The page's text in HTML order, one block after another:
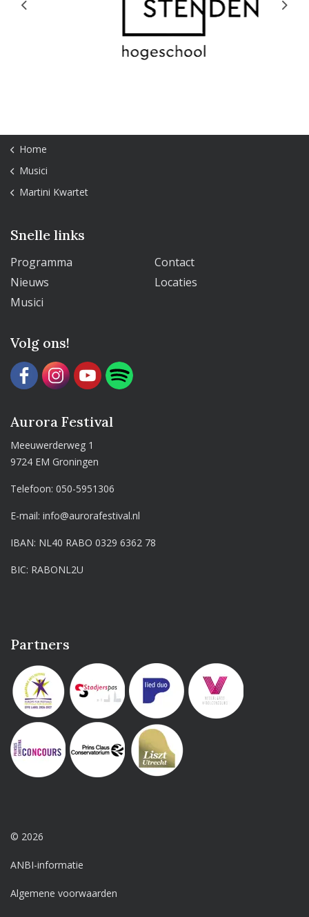
Previous Next
Home
Musici
Martini Kwartet
Snelle links
Programma
Contact
Nieuws
Locaties
Musici
Volg ons!
Aurora Festival
Meeuwerderweg 1
9724 EM Groningen
Telefoon:050-5951306
E-mail:info@aurorafestival.nl
IBAN: NL40 RABO 0329 6362 78
BIC: RABONL2U
Partners
© 2026
ANBI-informatie
Algemene voorwaarden